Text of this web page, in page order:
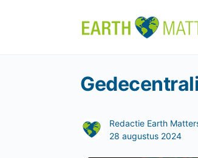
Redactie Earth
28 augustus 2024